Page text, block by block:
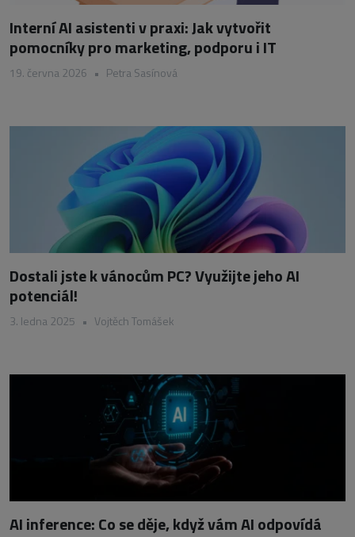
Interní AI asistenti v praxi: Jak vytvořit
pomocníky pro marketing, podporu i IT
19. června 2026 • Petra Sasínová
Dostali jste k vánocům PC? Využijte jeho AI
potenciál!
3. ledna 2025 • Vojtěch Tomášek
AI inference: Co se děje, když vám AI odpovídá